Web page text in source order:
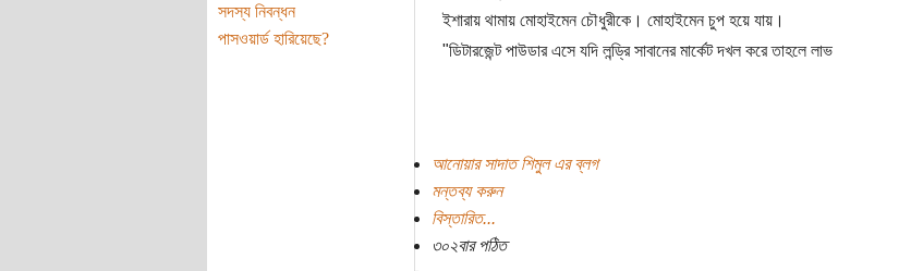
সদস্য নিবন্ধন
পাসওয়ার্ড হারিয়েছে?
ইশারায় থামায় মোহাইমেন চৌধুরীকে। মোহাইমেন চুপ হয়ে যায়।
"ডিটারজেন্ট পাউডার এসে যদি লন্ড্রি সাবানের মার্কেট দখল করে তাহলে লাভ
আনোয়ার সাদাত শিমুল এর ব্লগ
মন্তব্য করুন
বিস্তারিত...
৩০২বার পঠিত